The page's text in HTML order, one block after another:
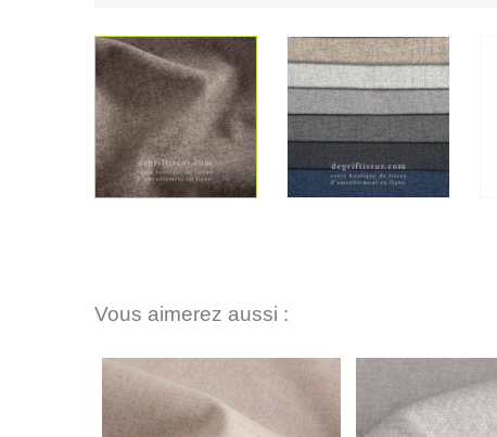
Vous aimerez aussi :